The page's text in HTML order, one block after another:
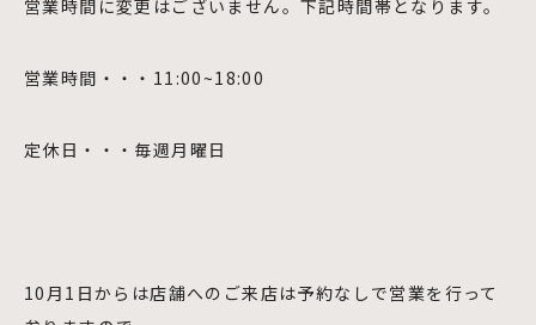
営業時間に変更はございません。下記時間帯となります。
営業時間・・・11:00~18:00
定休日・・・毎週月曜日
10月1日からは店舗へのご来店は予約なしで営業を行って